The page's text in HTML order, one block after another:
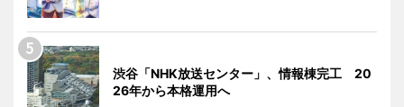
渋谷「NHK放送センター」、情報棟完工 20
26年から本格運用へ